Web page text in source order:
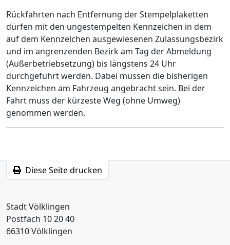
Rückfahrten nach Entfernung der Stempelplaketten
dürfen mit den ungestempelten Kennzeichen in dem
auf dem Kennzeichen ausgewiesenen Zulassungsbezirk
und im angrenzenden Bezirk am Tag der Abmeldung
(Außerbetriebsetzung) bis längstens 24 Uhr
durchgeführt werden. Dabei müssen die bisherigen
Kennzeichen am Fahrzeug angebracht sein. Bei der
Fahrt muss der kürzeste Weg (ohne Umweg)
genommen werden.
Diese Seite drucken
Stadt Völklingen
Postfach 10 20 40
66310 Völklingen